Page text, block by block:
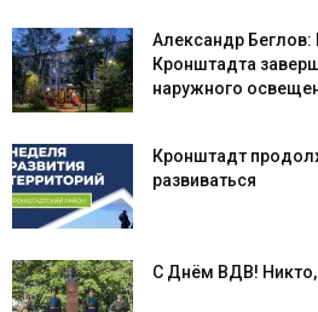
Александр
Кронштадта
наружного
Кронштадт
развиваться
С Днём ВДВ! Никто,